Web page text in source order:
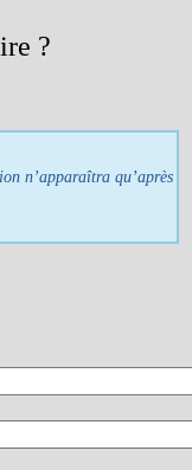
?
n’apparaîtra qu’après